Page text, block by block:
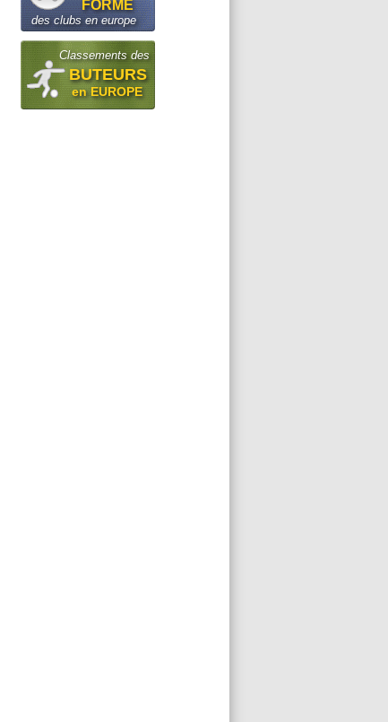
FORME
des clubs en europe
Classements des
BUTEURS
en EUROPE